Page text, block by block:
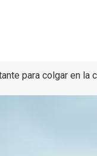
para colgar en la